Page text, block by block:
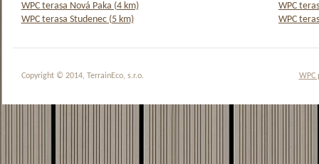
WPC terasa Nová Paka (4 km)
WPC
WPC terasa Studenec (5 km)
WPC
WPC
Copyright © 2014, TerrainEco, s.r.o.